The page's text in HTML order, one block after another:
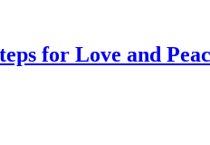
for Love and